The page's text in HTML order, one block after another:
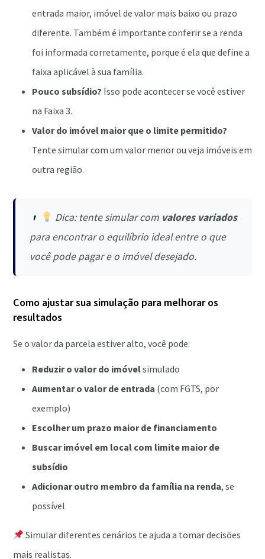
entrada maior, imóvel de valor mais baixo ou prazo
diferente. Também é importante conferir se a renda
foi informada corretamente, porque é ela que define a
faixa aplicável à sua família.
Pouco subsídio? Isso pode acontecer se você estiver
na Faixa 3.
Valor do imóvel maior que o limite permitido?
Tente simular com um valor menor ou veja imóveis em
outra região.
Dica: tente simular com valores variados
para encontrar o equilíbrio ideal entre o que
você pode pagar e o imóvel desejado.
Como ajustar sua simulação para melhorar os
resultados
Se o valor da parcela estiver alto, você pode:
Reduzir o valor do imóvelsimulado
Aumentar o valor de entrada (com FGTS, por
exemplo)
Escolher um prazo maior de financiamento
Buscar imóvel em local com limite maior de
subsídio
Adicionar outro membro da família na renda, se
possível
Simular diferentes cenários te ajuda a tomar decisões
mais realistas.